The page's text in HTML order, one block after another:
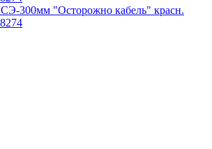
300мм "Осторожно кабель" красн.